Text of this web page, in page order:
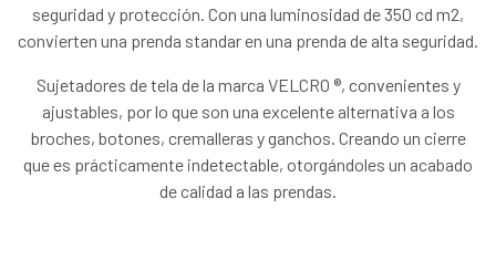
seguridad y protección. Con una luminosidad de 350 cd m2,
convierten una prenda standar en una prenda de alta seguridad.
Sujetadores de tela de la marca VELCRO ®, convenientes y
ajustables, por lo que son una excelente alternativa a los
broches, botones, cremalleras y ganchos. Creando un cierre
que es prácticamente indetectable, otorgándoles un acabado
de calidad a las prendas.